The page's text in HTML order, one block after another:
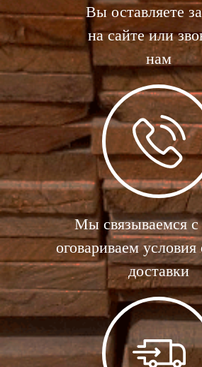
Вы оставляете
на сайте или
нам
Мы связываемся
оговариваем
доставки